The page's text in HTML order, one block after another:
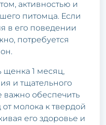
активностью и
питомца. Если
в его поведении
потребуется
щенка 1 месяц,
и тщательного
важно обеспечить
молока к твердой
его здоровье и